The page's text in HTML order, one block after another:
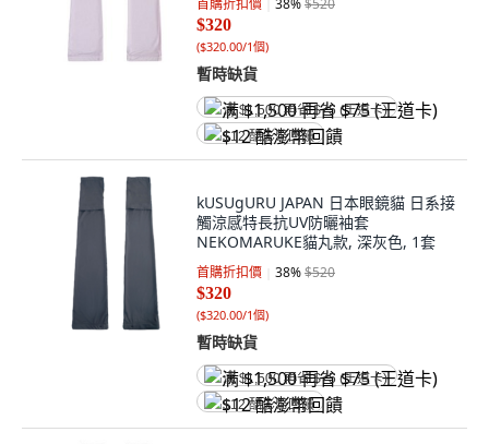
首購折扣價 38%$520
$320
($320.00/1個)
暫時缺貨
满 $1,500 再省 $75 (王道卡)
$12 酷澎幣回饋
kUSUgURU JAPAN 日本眼鏡貓 日系接
觸涼感特長抗UV防曬袖套
NEKOMARUKE貓丸款, 深灰色, 1套
首購折扣價 38%$520
$320
($320.00/1個)
暫時缺貨
满 $1,500 再省 $75 (王道卡)
$12 酷澎幣回饋